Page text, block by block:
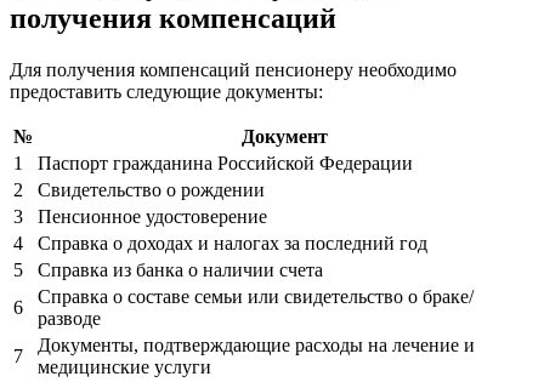
получения компенсаций
Для получения компенсаций пенсионеру необходимо
предоставить следующие документы:
№
Документ
1
Паспорт гражданина Российской Федерации
2
Свидетельство о рождении
3
Пенсионное удостоверение
4
Справка о доходах и налогах за последний год
5
Справка из банка о наличии счета
6
Справка о составе семьи или свидетельство о браке/
разводе
7
Документы, подтверждающие расходы на лечение и
медицинские услуги